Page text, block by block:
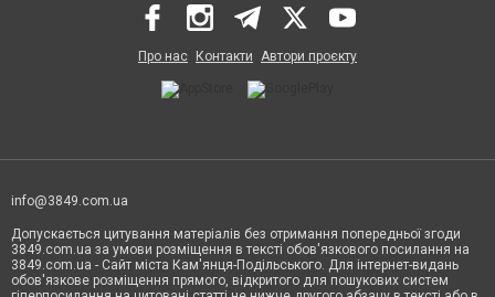
Про нас Контакти Автори проєкту
info@3849.com.ua
Допускається цитування матеріалів без отримання попередньої згоди
3849.com.ua за умови розміщення в тексті обов'язкового посилання на
3849.com.ua - Сайт міста Кам'янця-Подільського. Для інтернет-видань
обов'язкове розміщення прямого, відкритого для пошукових систем